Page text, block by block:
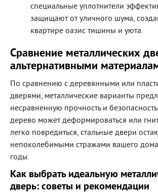
специальные уплотнители
защищают от уличного шума,
квартире оазис тишины и уюта.
Сравнение металлических
альтернативными
По сравнению с деревянными или
дверями, металлические варианты
несравненную прочность и
дерево может деформироваться или
легко повредиться, стальные двери
непоколебимыми стражами вашего
годы.
Как выбрать идеальную
дверь: советы и рекомендации